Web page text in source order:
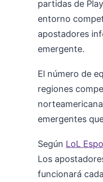
partidas de
entorno
apostadores
emergente.
El número de
regiones
emergentes
Según LoL
Los
funcionará